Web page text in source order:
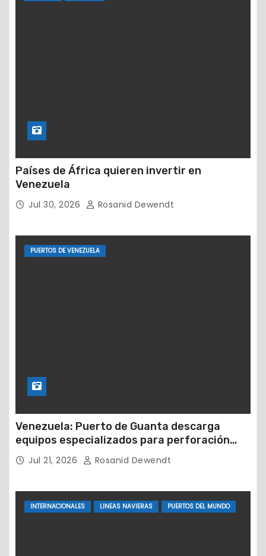
Países de África quieren invertir en
Venezuela
Jul 30, 2026 Rosanid Dewendt
PUERTOS DE VENEZUELA
Venezuela: Puerto de Guanta descarga
equipos especializados para perforación
petrolera
Jul 21, 2026 Rosanid Dewendt
INTERNACIONALES LINEAS NAVIERAS PUERTOS DEL MUNDO